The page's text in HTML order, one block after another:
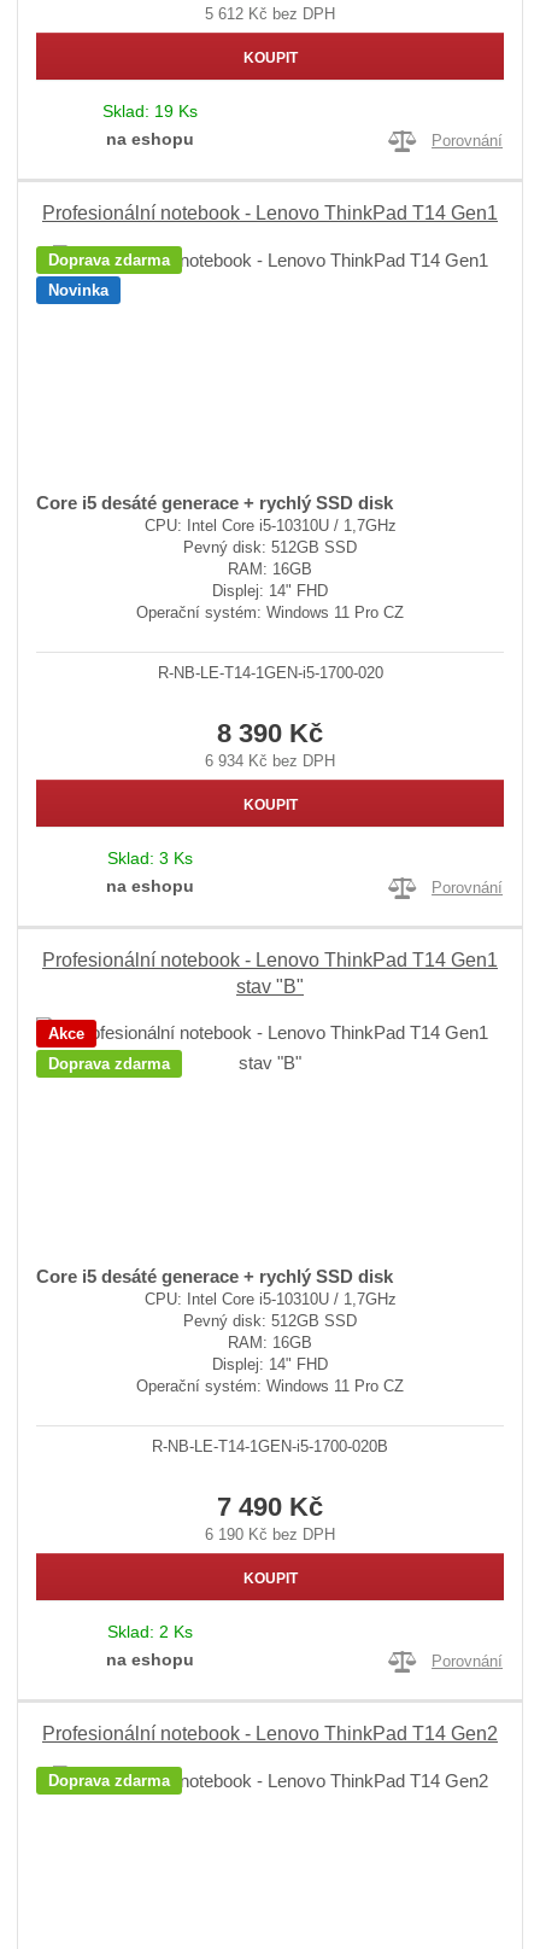
5 612 Kč bez DPH
KOUPIT
Sklad: 19 Ks
na eshopu
Porovnání
Profesionální notebook - Lenovo ThinkPad T14 Gen1
Doprava zdarma
Novinka
Core i5 desáté generace + rychlý SSD disk
CPU: Intel Core i5-10310U / 1,7GHz
Pevný disk: 512GB SSD
RAM: 16GB
Displej: 14" FHD
Operační systém: Windows 11 Pro CZ
R-NB-LE-T14-1GEN-i5-1700-020
8 390 Kč
6 934 Kč bez DPH
KOUPIT
Sklad: 3 Ks
na eshopu
Porovnání
Profesionální notebook - Lenovo ThinkPad T14 Gen1
stav "B"
Akce
Doprava zdarma
Core i5 desáté generace + rychlý SSD disk
CPU: Intel Core i5-10310U / 1,7GHz
Pevný disk: 512GB SSD
RAM: 16GB
Displej: 14" FHD
Operační systém: Windows 11 Pro CZ
R-NB-LE-T14-1GEN-i5-1700-020B
7 490 Kč
6 190 Kč bez DPH
KOUPIT
Sklad: 2 Ks
na eshopu
Porovnání
Profesionální notebook - Lenovo ThinkPad T14 Gen2
Doprava zdarma